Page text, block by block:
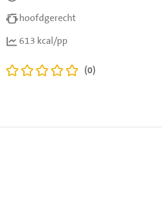
hoofdgerecht
613 kcal/pp
(0)